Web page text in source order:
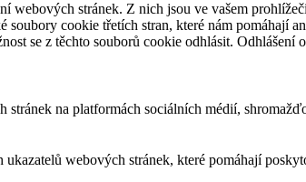
webových stránek. Z nich jsou ve vašem
cookie třetích stran, které nám pomáhají
se z těchto souborů cookie odhlásit.
na platformách sociálních médií,
webových stránek, které pomáhají